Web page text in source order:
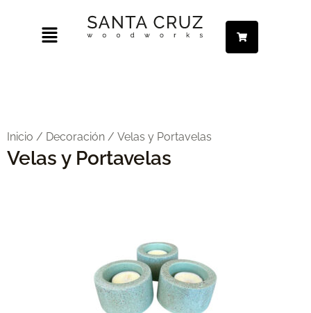
contenido
Menú
Inicio / Decoración / Velas y Portavelas
Velas y Portavelas